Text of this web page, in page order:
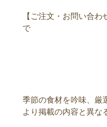
【ご注文・お問い合
で
季節の食材を吟味、厳
より掲載の内容と異な